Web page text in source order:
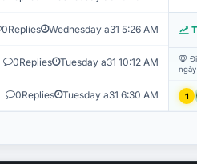
0Replies Wednesday a31 5:26 AM
0Replies Tuesday a31 10:12 AM
0Replies Tuesday a31 6:30 AM 1